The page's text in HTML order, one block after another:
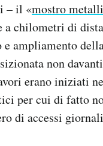
– il «mostro
chilometri di
e ampliamento
non
erano iniziati
per cui di fatto
di accessi